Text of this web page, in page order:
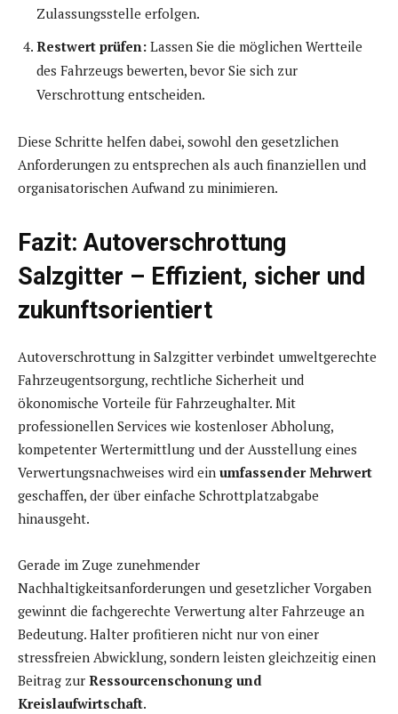
Zulassungsstelle erfolgen.
Restwert prüfen: Lassen Sie die möglichen Wertteile
des Fahrzeugs bewerten, bevor Sie sich zur
Verschrottung entscheiden.
Diese Schritte helfen dabei, sowohl den gesetzlichen
Anforderungen zu entsprechen als auch finanziellen und
organisatorischen Aufwand zu minimieren.
Fazit: Autoverschrottung
Salzgitter – Effizient, sicher und
zukunftsorientiert
Autoverschrottung in Salzgitter verbindet umweltgerechte
Fahrzeugentsorgung, rechtliche Sicherheit und
ökonomische Vorteile für Fahrzeughalter. Mit
professionellen Services wie kostenloser Abholung,
kompetenter Wertermittlung und der Ausstellung eines
Verwertungsnachweises wird ein umfassender Mehrwert
geschaffen, der über einfache Schrottplatzabgabe
hinausgeht.
Gerade im Zuge zunehmender
Nachhaltigkeitsanforderungen und gesetzlicher Vorgaben
gewinnt die fachgerechte Verwertung alter Fahrzeuge an
Bedeutung. Halter profitieren nicht nur von einer
stressfreien Abwicklung, sondern leisten gleichzeitig einen
Beitrag zur Ressourcenschonung und
Kreislaufwirtschaft.